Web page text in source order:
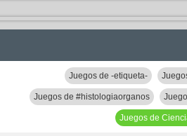
Juegos de -etiqueta-
Juegos de #histologiaorganos
Juegos de